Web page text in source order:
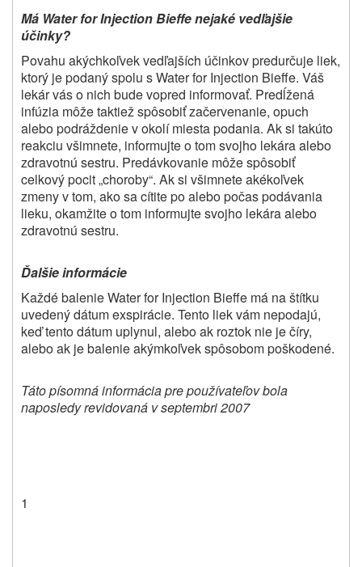
Má Water for Injection Bieffe nejaké vedľajšie
účinky?
Povahu akýchkoľvek vedľajších účinkov predurčuje liek,
ktorý je podaný spolu s Water for Injection Bieffe. Váš
lekár vás o nich bude vopred informovať. Predĺžená
infúzia môže taktiež spôsobiť začervenanie, opuch
alebo podráždenie v okolí miesta podania. Ak si takúto
reakciu všimnete, informujte o tom svojho lekára alebo
zdravotnú sestru. Predávkovanie môže spôsobiť
celkový pocit „choroby“. Ak si všimnete akékoľvek
zmeny v tom, ako sa cítite po alebo počas podávania
lieku, okamžite o tom informujte svojho lekára alebo
zdravotnú sestru.
Ďalšie informácie
Každé balenie Water for Injection Bieffe má na štítku
uvedený dátum exspirácie. Tento liek vám nepodajú,
keď tento dátum uplynul, alebo ak roztok nie je číry,
alebo ak je balenie akýmkoľvek spôsobom poškodené.
Táto písomná informácia pre používateľov bola
naposledy revidovaná v septembri 2007
1